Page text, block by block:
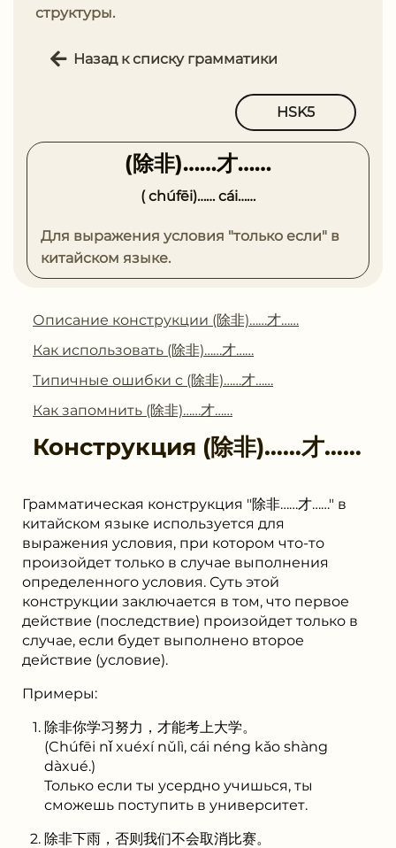
структуры.
Назад к списку грамматики
HSK5
(除⾮)……才……
( chúfēi)…… cái……
Для выражения условия "только если" в
китайском языке.
Описание конструкции (除⾮)……才……
Как использовать (除⾮)……才……
Типичные ошибки с (除⾮)……才……
Как запомнить (除⾮)……才……
Конструкция (除⾮)……才……
Грамматическая конструкция "除非……才……" в
китайском языке используется для
выражения условия, при котором что-то
произойдет только в случае выполнения
определенного условия. Суть этой
конструкции заключается в том, что первое
действие (последствие) произойдет только в
случае, если будет выполнено второе
действие (условие).
Примеры:
除非你学习努力，才能考上大学。
(Chúfēi nǐ xuéxí nǔlì, cái néng kǎo shàng
dàxué.)
Только если ты усердно учишься, ты
сможешь поступить в университет.
除非下雨，否则我们不会取消比赛。